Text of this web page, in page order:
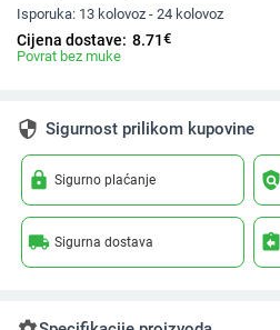
Isporuka: 13 kolovoz - 24 kolovoz
Cijena dostave: 8.71€
Povrat bez muke
security Sigurnost prilikom kupovine
lock Sigurno plaćanje policy
local_shipping Sigurna dostava assignment_return